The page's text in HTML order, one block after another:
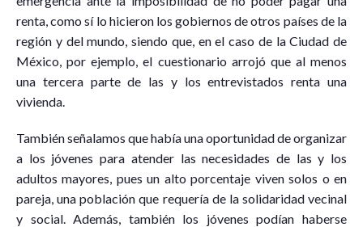
renta, como sí lo hicieron los gobiernos de otros países de la
región y del mundo, siendo que, en el caso de la Ciudad de
México, por ejemplo, el cuestionario arrojó que al menos
una tercera parte de las y los entrevistados renta una
vivienda.
También señalamos que había una oportunidad de organizar
a los jóvenes para atender las necesidades de las y los
adultos mayores, pues un alto porcentaje viven solos o en
pareja, una población que requería de la solidaridad vecinal
y social. Además, también los jóvenes podían haberse